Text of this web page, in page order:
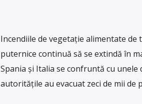
Incendiile de vegetație alimentate
puternice continuă să se extindă în
Spania și Italia se confruntă cu
autoritățile au evacuat zeci de mii de